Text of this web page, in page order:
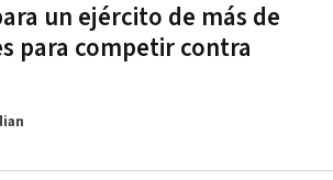
un ejército de más de
para competir contra